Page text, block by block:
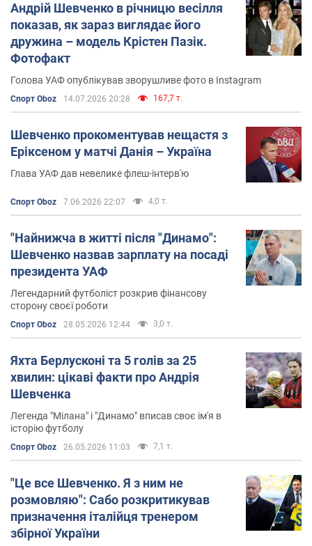
У 2012-му році офіційно закінчив кар'єру і пішов у
політику. Брав участь у виборах до Верховної Ради
України 2012-го року, виступаючи від партії "Україна -
Вперед!".
З 2016-го року зайняв позицію головного тренера
національної збірної України. Залишив головну
команду країни у 2021 році після Євро-2020, на якому
збірна дійшла до чвертьфіналу, де програла збірній
Англії.
Тренер у "Дженоа"
7 листопада 2021 року було офіційно оголошено, що
Шевченко очолить клуб із італійської серії А "Дженоа".
На момент призначення українця, команда з Генуї
посідала 17-те місце з 20-ти, заробивши 9 очок після 12
матчів.
15 січня 2022 рокуШевченка було звільнено з посади
головного тренера. За одинадцять матчів під його
керівництвом "Дженоа" перемогла лише одного разу.
Статистика Андрія Шевченка
За свою кар'єру Андрій Шевченко сумарно провів 648
футбольних матчів, в цілому забивши 321 гол.
2012-й рік, Шевченко взяв участь у 111 іграх, забивши
48 голів.
Андрій Шевченко є володарем ряду титулів, серед
Андрій Шевченко в річницю весілля
показав, як зараз виглядає його
дружина – модель Крістен Пазік.
Фотофакт
Голова УАФ опублікував зворушливе фото в Instagram
Спорт Oboz 14.07.2026 20:28 167,7 т.
Шевченко прокоментував нещастя з
Еріксеном у матчі Данія – Україна
Глава УАФ дав невелике флеш-інтерв'ю
Спорт Oboz 7.06.2026 22:07 4,0 т.
"Найнижча в житті після "Динамо":
Шевченко назвав зарплату на посаді
президента УАФ
Легендарний футболіст розкрив фінансову
сторону своєї роботи
Спорт Oboz 28.05.2026 12:44 3,0 т.
Яхта Берлусконі та 5 голів за 25
хвилин: цікаві факти про Андрія
Шевченка
Легенда "Мілана" і "Динамо" вписав своє ім'я в
історію футболу
Спорт Oboz 26.05.2026 11:03 7,1 т.
"Це все Шевченко. Я з ним не
розмовляю": Сабо розкритикував
призначення італійця тренером
збірної України